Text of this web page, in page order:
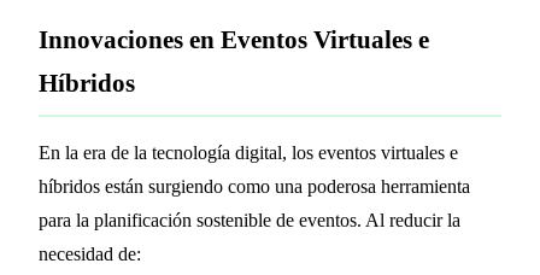
Innovaciones en Eventos Virtuales e
Híbridos
En la era de la tecnología digital, los eventos virtuales e
híbridos están surgiendo como una poderosa herramienta
para la planificación sostenible de eventos. Al reducir la
necesidad de: